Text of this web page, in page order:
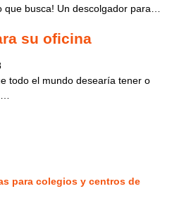
que busca! Un descolgador para…
su oficina
todo el mundo desearía tener o
para colegios y centros de